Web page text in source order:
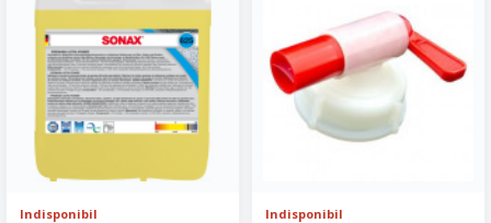
Indisponibil Indisponibil